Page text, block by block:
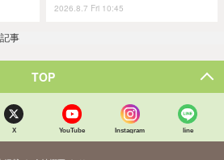
2026.8.7 Fri 10:45
記事
TOP
X YouTube Instagram line